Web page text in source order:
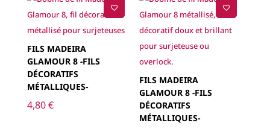
FILS MADEIRA
GLAMOUR 8 -FILS
DÉCORATIFS
MÉTALLIQUES-
4,80€
FILS MADEIRA
GLAMOUR 8 -FILS
DÉCORATIFS
MÉTALLIQUES-